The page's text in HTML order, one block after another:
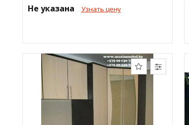
Не указана Узнать цену